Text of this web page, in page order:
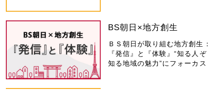
BS朝日×地方創生
ＢＳ朝日が取り組む地方創生：
『発信』と『体験』“知る人ぞ
知る地域の魅力”にフォーカス